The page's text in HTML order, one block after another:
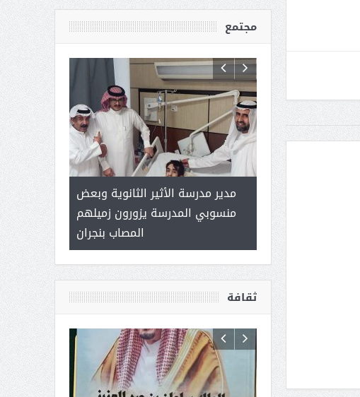
مجتمع
( محمد
مدير مدرسة الأثير الثانوية وبعض
منسوبي المدرسة يزورون زميلهم
المصاب بنجران
هذلول ) .. ميراث
العطاء
ثقافة